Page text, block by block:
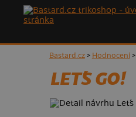
Bastard.cz> Hodnocení>
LET´S GO!